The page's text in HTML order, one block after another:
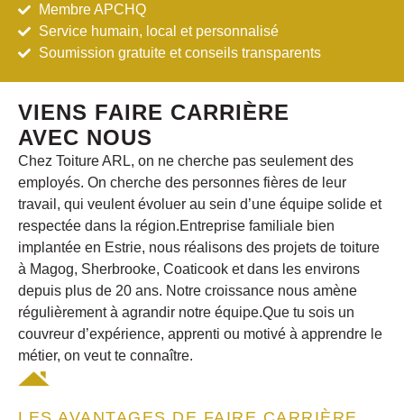
Membre APCHQ
Service humain, local et personnalisé
Soumission gratuite et conseils transparents
VIENS FAIRE CARRIÈRE
AVEC NOUS
Chez Toiture ARL, on ne cherche pas seulement des
employés. On cherche des personnes fières de leur
travail, qui veulent évoluer au sein d’une équipe solide et
respectée dans la région.Entreprise familiale bien
implantée en Estrie, nous réalisons des projets de toiture
à Magog, Sherbrooke, Coaticook et dans les environs
depuis plus de 20 ans. Notre croissance nous amène
régulièrement à agrandir notre équipe.Que tu sois un
couvreur d’expérience, apprenti ou motivé à apprendre le
métier, on veut te connaître.